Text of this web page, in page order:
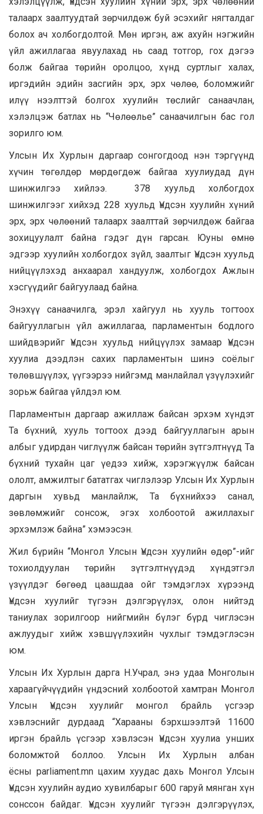
талаарх заалтуудтай зөрчилдөж буй эсэхийг нягталдаг
болох ач холбогдолтой. Мөн иргэн, аж ахуйн нэгжийн
үйл ажиллагаа явуулахад нь саад тотгор, гох дэгээ
болж байгаа төрийн оролцоо, хүнд суртлыг халах,
иргэдийн эдийн засгийн эрх, эрх чөлөө, боломжийг
илүү нээлттэй болгох хуулийн төслийг санаачлан,
хэлэлцэж батлах нь “Чөлөөлье” санаачилгын бас гол
зорилго юм.
Улсын Их Хурлын даргаар сонгогдоод нэн тэргүүнд
хүчин төгөлдөр мөрдөгдөж байгаа хуулиудад дүн
шинжилгээ хийлээ. 378 хуульд холбогдох
шинжилгээг хийхэд 228 хуульд Үндсэн хуулийн хүний
эрх, эрх чөлөөний талаарх заалттай зөрчилдөж байгаа
зохицуулалт байна гэдэг дүн гарсан. Юуны өмнө
эдгээр хуулийн холбогдох зүйл, заалтыг Үндсэн хуульд
нийцүүлэхэд анхаарал хандуулж, холбогдох Ажлын
хэсгүүдийг байгуулаад байна.
Энэхүү санаачилга, эрэл хайгуул нь хууль тогтоох
байгууллагын үйл ажиллагаа, парламентын бодлого
шийдвэрийг Үндсэн хуульд нийцүүлэх замаар Үндсэн
хуулиа дээдлэн сахих парламентын шинэ соёлыг
төлөвшүүлэх, үүгээрээ нийгэмд манлайлал үзүүлэхийг
зорьж байгаа үйлдэл юм.
Парламентын даргаар ажиллаж байсан эрхэм хүндэт
Та бүхний, хууль тогтоох дээд байгууллагын арын
албыг удирдан чиглүүлж байсан төрийн зүтгэлтнүүд Та
бүхний тухайн цаг үедээ хийж, хэрэгжүүлж байсан
ололт, амжилтыг бататгах чиглэлээр Улсын Их Хурлын
даргын хувьд манлайлж, Та бүхнийхээ санал,
зөвлөмжийг сонсож, эгэх холбоотой ажиллахыг
эрхэмлэж байна” хэмээсэн.
Жил бүрийн “Монгол Улсын Үндсэн хуулийн өдөр”-ийг
тохиолдуулан төрийн зүтгэлтнүүдэд хүндэтгэл
үзүүлдэг бөгөөд цаашдаа ойг тэмдэглэх хүрээнд
Үндсэн хуулийг түгээн дэлгэрүүлэх, олон нийтэд
таниулах зорилгоор нийгмийн бүлэг бүрд чиглэсэн
ажлуудыг хийж хэвшүүлэхийн чухлыг тэмдэглэсэн
юм.
Улсын Их Хурлын дарга Н.Учрал, энэ удаа Монголын
хараагүйчүүдийн үндэсний холбоотой хамтран Монгол
Улсын Үндсэн хуулийг монгол брайль үсгээр
хэвлэснийг дурдаад “Харааны бэрхшээлтэй 11600
иргэн брайль үсгээр хэвлэсэн Үндсэн хуулиа унших
боломжтой боллоо. Улсын Их Хурлын албан
ёсны parliament.mn цахим хуудас дахь Монгол Улсын
Үндсэн хуулийн аудио хувилбарыг 600 гаруй мянган хүн
сонссон байдаг. Үндсэн хуулийг түгээн дэлгэрүүлэх,